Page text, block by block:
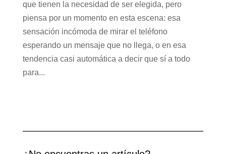
que tienen la necesidad de ser elegida, pero
piensa por un momento en esta escena: esa
sensación incómoda de mirar el teléfono
esperando un mensaje que no llega, o en esa
tendencia casi automática a decir que sí a todo
para...